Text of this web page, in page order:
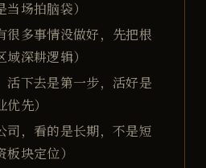
场拍脑袋）
很多事情没做好，先把根
深耕逻辑）
活下去是第一步，活好是
先）
司，看的是长期，不是短
块定位）